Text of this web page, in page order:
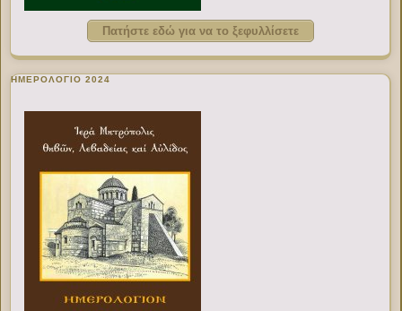
Πατήστε εδώ για να το ξεφυλλίσετε
ΗΜΕΡΟΛΟΓΙΟ 2024